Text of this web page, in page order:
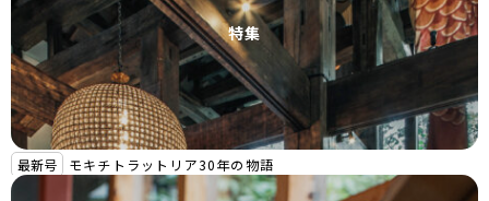
特集
最新号 モキチトラットリア30年の物語